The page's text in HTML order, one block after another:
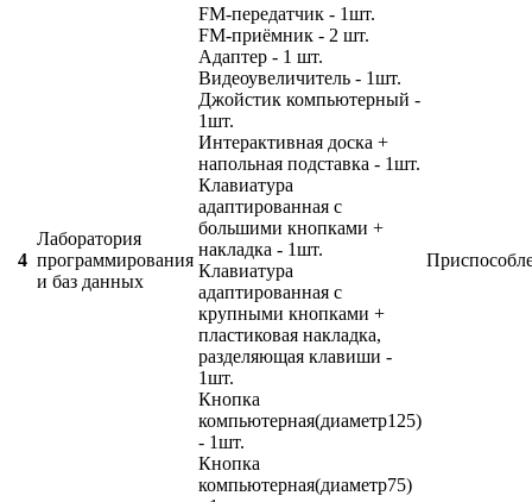
4
Лаборатория
программирования
и баз данных
FM-передатчик - 1шт.
FM-приёмник - 2 шт.
Адаптер - 1 шт.
Видеоувеличитель - 1шт.
Джойстик компьютерный -
1шт.
Интерактивная доска +
напольная подставка - 1шт.
Клавиатура
адаптированная с
большими кнопками +
накладка - 1шт.
Клавиатура
адаптированная с
крупными кнопками +
пластиковая накладка,
разделяющая клавиши -
1шт.
Кнопка
компьютерная(диаметр125)
- 1шт.
Кнопка
компьютерная(диаметр75)